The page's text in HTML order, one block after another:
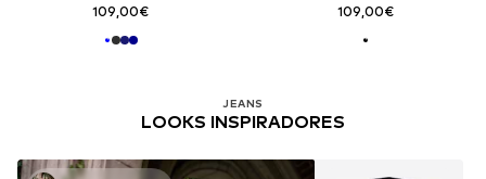
109,00€ 109,00€
JEANS
LOOKS INSPIRADORES